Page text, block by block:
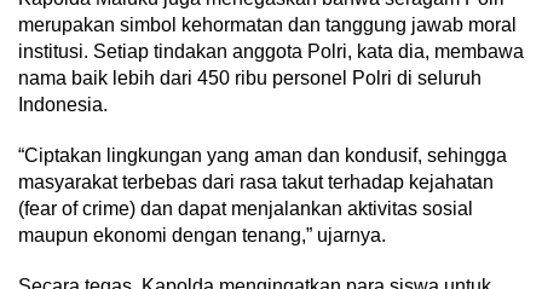
merupakan simbol kehormatan dan tanggung jawab moral
institusi. Setiap tindakan anggota Polri, kata dia, membawa
nama baik lebih dari 450 ribu personel Polri di seluruh
Indonesia.
“Ciptakan lingkungan yang aman dan kondusif, sehingga
masyarakat terbebas dari rasa takut terhadap kejahatan
(fear of crime) dan dapat menjalankan aktivitas sosial
maupun ekonomi dengan tenang,” ujarnya.